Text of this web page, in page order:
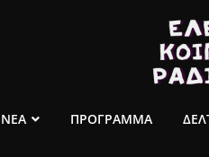
ΝΕΑ ΠΡΟΓΡΑΜΜΑ